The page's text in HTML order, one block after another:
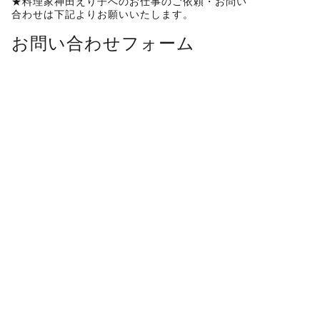
合わせは下記よりお願いいたします。
お問い合わせフォーム